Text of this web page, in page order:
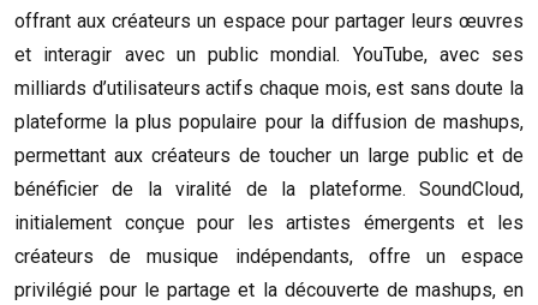
offrant aux créateurs un espace pour partager leurs œuvres
et interagir avec un public mondial. YouTube, avec ses
milliards d’utilisateurs actifs chaque mois, est sans doute la
plateforme la plus populaire pour la diffusion de mashups,
permettant aux créateurs de toucher un large public et de
bénéficier de la viralité de la plateforme. SoundCloud,
initialement conçue pour les artistes émergents et les
créateurs de musique indépendants, offre un espace
privilégié pour le partage et la découverte de mashups, en